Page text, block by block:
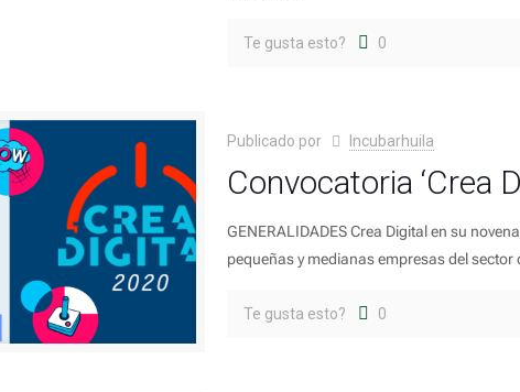
Te gusta esto? 0
Publicado por Incubarhuila
Convocatoria ‘Crea
GENERALIDADES Crea Digital en su
pequeñas y medianas empresas del
Te gusta esto? 0